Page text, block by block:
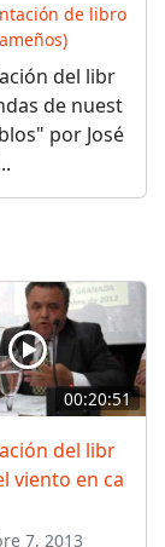
de libro
del libr
de nuest
por José
00:20:51
del libr
viento en ca
7, 2013